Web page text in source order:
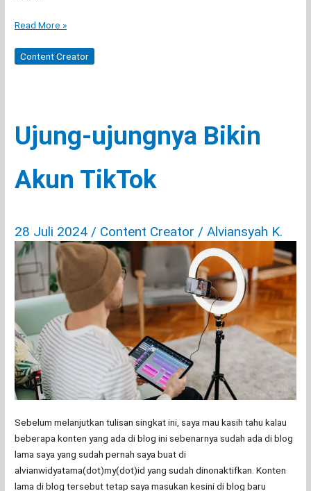
Platform
AI
Dukung
Perkembangan
Profesi
Indonesia
Read More »
Content Creator
Ujung-ujungnya Bikin
Akun TikTok
28 Juli 2024 / Content Creator /Alviansyah K.
Sebelum melanjutkan tulisan singkat ini, saya mau kasih tahu kalau
beberapa konten yang ada di blog ini sebenarnya sudah ada di blog
lama saya yang sudah pernah saya buat di
alvianwidyatama(dot)my(dot)id yang sudah dinonaktifkan. Konten
lama di blog tersebut tetap saya masukan kesini di blog baru